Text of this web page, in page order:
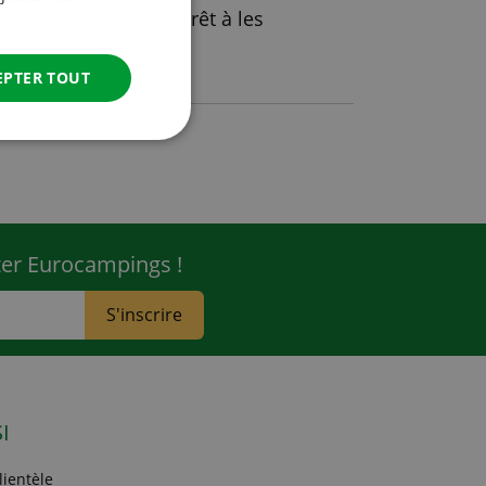
Êtes-vous prêt à les
Eurocampings !
S'inscrire
DANISH
SPANISH
SWEDISH
TOUT